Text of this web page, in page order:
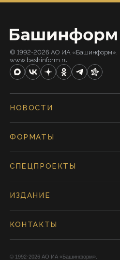
© 1992-2026 АО ИА «Башинформ».
www.bashinform.ru
НОВОСТИ
ФОРМАТЫ
СПЕЦПРОЕКТЫ
ИЗДАНИЕ
КОНТАКТЫ
© 1992-2026 АО ИА «Башинформ».